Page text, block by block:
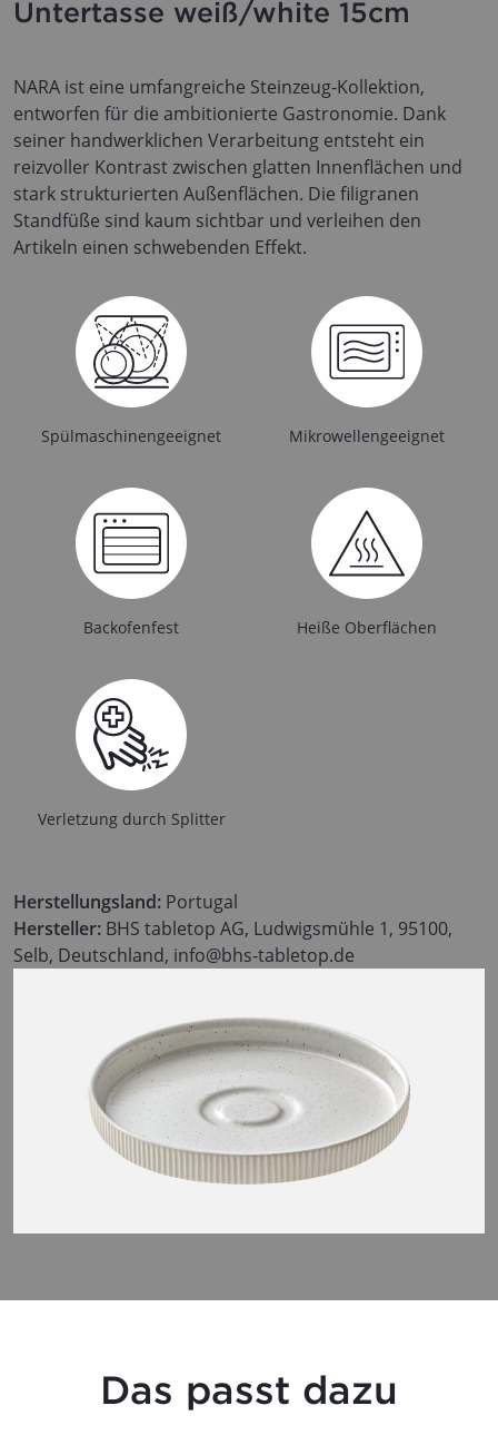
Untertasse weiß/white 15cm
NARA ist eine umfangreiche Steinzeug-Kollektion,
entworfen für die ambitionierte Gastronomie. Dank
seiner handwerklichen Verarbeitung entsteht ein
reizvoller Kontrast zwischen glatten Innenflächen und
stark strukturierten Außenflächen. Die filigranen
Standfüße sind kaum sichtbar und verleihen den
Artikeln einen schwebenden Effekt.
Spülmaschinengeeignet Mikrowellengeeignet
Backofenfest Heiße Oberflächen
Verletzung durch Splitter
Herstellungsland: Portugal
Hersteller: BHS tabletop AG, Ludwigsmühle 1, 95100,
Selb, Deutschland, info@bhs-tabletop.de
Das passt dazu